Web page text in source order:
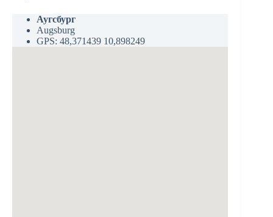
Аугсбург
Augsburg
GPS: 48,371439 10,898249